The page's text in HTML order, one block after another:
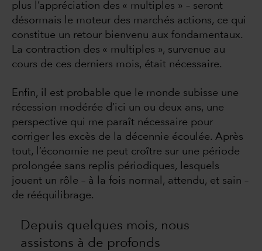
plus l’appréciation des « multiples » – seront
désormais le moteur des marchés actions, ce qui
constitue un retour bienvenu aux fondamentaux.
La contraction des « multiples », survenue au
cours de ces derniers mois, était nécessaire.
Enfin, il est probable que le monde subisse une
récession modérée d’ici un ou deux ans, une
perspective qui me paraît nécessaire pour
corriger les excès de la décennie écoulée. Après
tout, l’économie ne peut croître sur une période
prolongée sans replis périodiques, lesquels
jouent un rôle – à la fois normal, attendu, et sain –
de rééquilibrage.
Depuis quelques mois, nous
assistons à de profonds